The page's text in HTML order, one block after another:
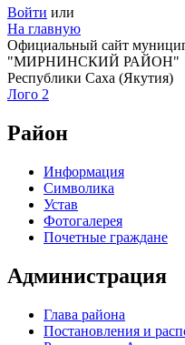
Войти или
На главную
Официальный сайт
"МИРНИНСКИЙ РАЙОН"
Республики Саха (Якутия)
Лого 2
Район
Информация
Символика
Устав
Фотогалерея
Почетные граждане
Администрация
Глава района
Постановления и